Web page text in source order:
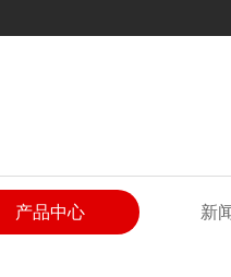
产品中心 新